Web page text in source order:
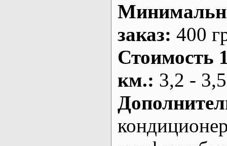
заказ: 400
Стоимость
км.: 3,2 -